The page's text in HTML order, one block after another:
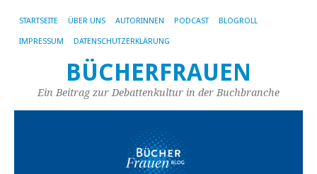
STARTSEITE ÜBER UNS AUTORINNEN PODCAST BLOGROLL
IMPRESSUM DATENSCHUTZERKLÄRUNG
BÜCHERFRAUEN
Ein Beitrag zur Debattenkultur in der Buchbranche